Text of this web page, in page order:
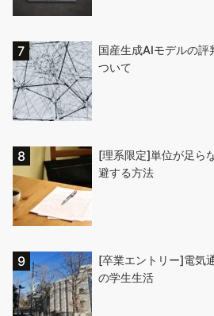
国産生成AIモデルの
ついて
[理系限定]単位が足ら
避する方法
[卒業エントリー]電気
の学生生活